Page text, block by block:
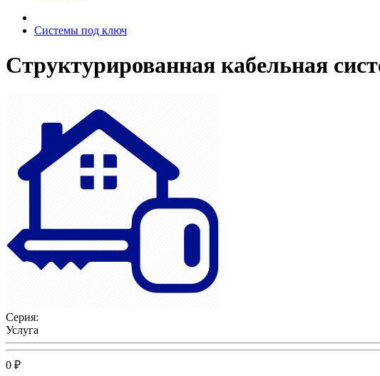
Системы под ключ
Структурированная кабельная
Серия:
Услуга
0 ₽